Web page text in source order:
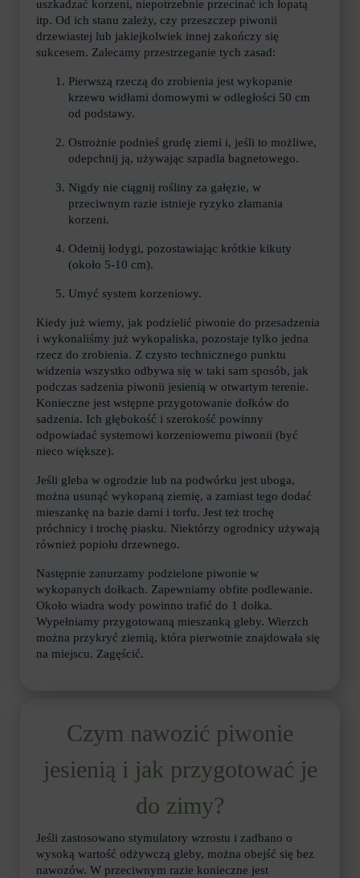
uszkadzać korzeni, niepotrzebnie przecinać ich łopatą
itp. Od ich stanu zależy, czy przeszczep piwonii
drzewiastej lub jakiejkolwiek innej zakończy się
sukcesem. Zalecamy przestrzeganie tych zasad:
Pierwszą rzeczą do zrobienia jest wykopanie
krzewu widłami domowymi w odległości 50 cm
od podstawy.
Ostrożnie podnieś grudę ziemi i, jeśli to możliwe,
odepchnij ją, używając szpadla bagnetowego.
Nigdy nie ciągnij rośliny za gałęzie, w
przeciwnym razie istnieje ryzyko złamania
korzeni.
Odetnij łodygi, pozostawiając krótkie kikuty
(około 5-10 cm).
Umyć system korzeniowy.
Kiedy już wiemy, jak podzielić piwonie do przesadzenia
i wykonaliśmy już wykopaliska, pozostaje tylko jedna
rzecz do zrobienia. Z czysto technicznego punktu
widzenia wszystko odbywa się w taki sam sposób, jak
podczas sadzenia piwonii jesienią w otwartym terenie.
Konieczne jest wstępne przygotowanie dołków do
sadzenia. Ich głębokość i szerokość powinny
odpowiadać systemowi korzeniowemu piwonii (być
nieco większe).
Jeśli gleba w ogrodzie lub na podwórku jest uboga,
można usunąć wykopaną ziemię, a zamiast tego dodać
mieszankę na bazie darni i torfu. Jest też trochę
próchnicy i trochę piasku. Niektórzy ogrodnicy używają
również popiołu drzewnego.
Następnie zanurzamy podzielone piwonie w
wykopanych dołkach. Zapewniamy obfite podlewanie.
Około wiadra wody powinno trafić do 1 dołka.
Wypełniamy przygotowaną mieszanką gleby. Wierzch
można przykryć ziemią, która pierwotnie znajdowała się
na miejscu. Zagęścić.
Czym nawozić piwonie
jesienią i jak przygotować je
do zimy?
Jeśli zastosowano stymulatory wzrostu i zadbano o
wysoką wartość odżywczą gleby, można obejść się bez
nawozów. W przeciwnym razie konieczne jest